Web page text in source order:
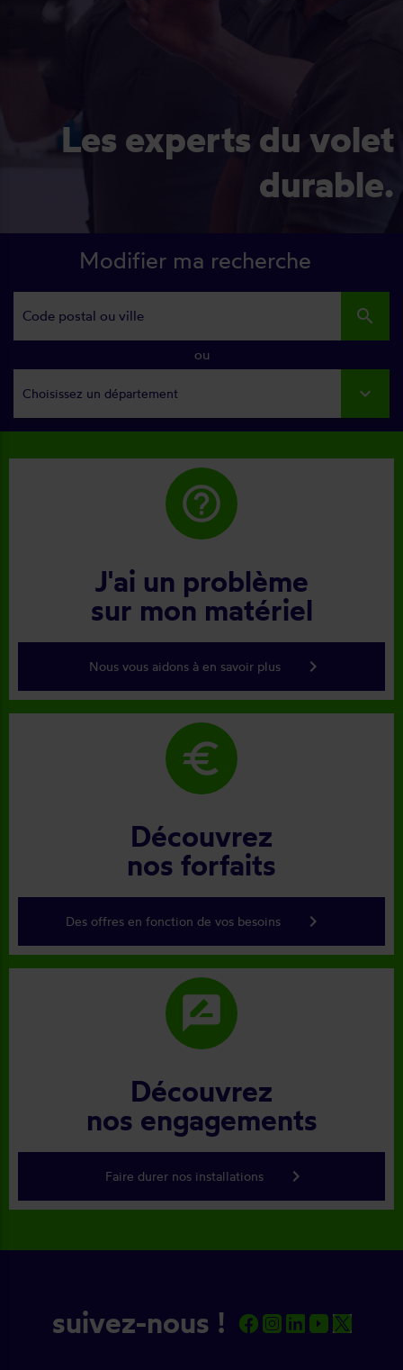
Les experts du volet
durable.
Modifier ma recherche
search
ou
Choisissez un département
help_outline
J'ai un problème
sur mon matériel
Nous vous aidons à en savoir plus keyboard_arrow_right
euro
Découvrez
nos forfaits
Des offres en fonction de vos besoins keyboard_arrow_right
rate_review
Découvrez
nos engagements
Faire durer nos installations keyboard_arrow_right
suivez-nous !